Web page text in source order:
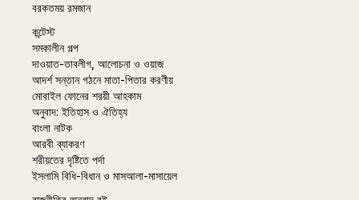
বরকতময় রমজান
কন্টেস্ট
সমকালীন গল্প
দাওয়াত-তাবলীগ, আলোচনা ও ওয়াজ
আদর্শ সন্তান গঠনে মাতা-পিতার করণীয়
মোবাইল ফোনের শরয়ী আহকাম
অনুবাদ: ইতিহাস ও ঐতিহ্য
বাংলা নাটক
আরবী ব্যাকরণ
শরীয়তের দৃষ্টিতে পর্দা
ইসলামি বিধি-বিধান ও মাসআলা-মাসায়েল